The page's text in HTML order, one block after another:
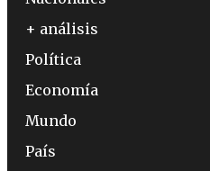
+ análisis
Política
Economía
Mundo
País